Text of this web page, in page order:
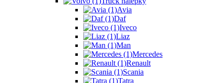
Avia
Daf
Iveco
Liaz
Man
Mercedes
Renault
Scania
Tatra